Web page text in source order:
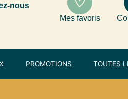
nous
Mes favoris
PROMOTIONS TOUTES